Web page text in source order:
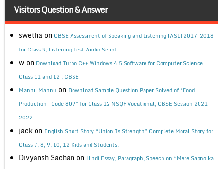
Visitors Question & Answer
swetha on CBSE Assessment of Speaking and Listening (ASL) 2017-2018
for Class 9, Listening Test Audio Script
w on Download Turbo C++ Windows 4.5 Software for Computer Science
Class 11 and 12 , CBSE
Mannu Mannu on Download Sample Question Paper Solved of “Food
Production- Code 809” for Class 12 NSQF Vocational, CBSE Session 2021-
2022.
jack on English Short Story “Union Is Strength” Complete Moral Story for
Class 7, 8, 9, 10, 12 Kids and Students.
Divyansh Sachan on Hindi Essay, Paragraph, Speech on “Mere Sapno ka